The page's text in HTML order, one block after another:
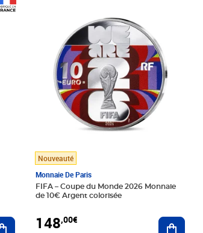
Ajouter au panier
Nouveauté
Monnaie De Paris
FIFA – Coupe du Monde 2026 Monnaie
de 10€ Argent colorisée
148,00€